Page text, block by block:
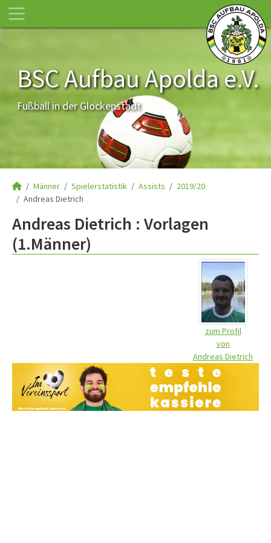
BSC Aufbau Apolda e.V.
Fußball in der Glockenstadt
Männer Spielerstatistik Assists
2019/20
Andreas Dietrich
Andreas Dietrich : Vorlagen
(1.Männer)
zum Profil
von
Andreas Dietrich